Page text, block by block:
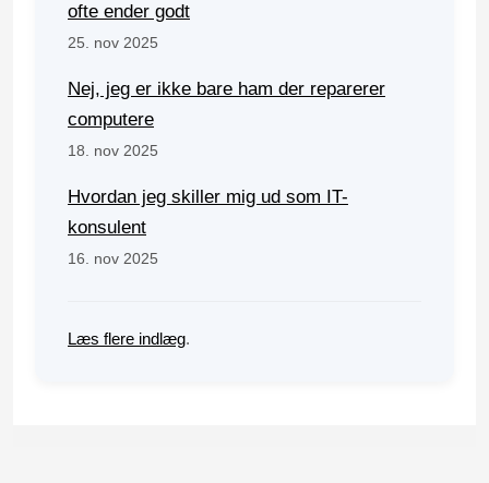
ofte ender godt
25. nov 2025
Nej, jeg er ikke bare ham der reparerer
computere
18. nov 2025
Hvordan jeg skiller mig ud som IT-
konsulent
16. nov 2025
Læs flere indlæg.